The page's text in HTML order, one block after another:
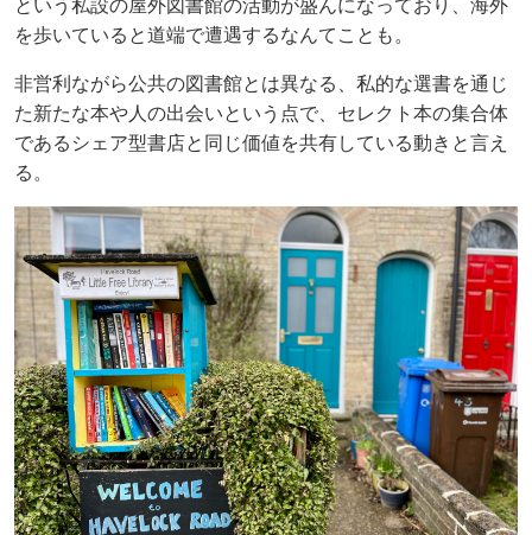
という私設の屋外図書館の活動が盛んになっており、海外
を歩いていると道端で遭遇するなんてことも。
非営利ながら公共の図書館とは異なる、私的な選書を通じ
た新たな本や人の出会いという点で、セレクト本の集合体
であるシェア型書店と同じ価値を共有している動きと言え
る。